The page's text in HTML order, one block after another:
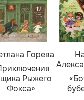
Горева
Рыжего
Фокса»